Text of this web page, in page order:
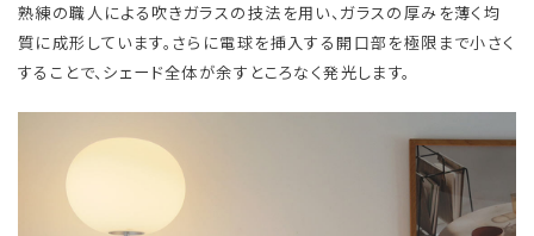
熟練の職人による吹きガラスの技法を用い、ガラスの厚みを薄く均
質に成形しています。さらに電球を挿入する開口部を極限まで小さく
することで、シェード全体が余すところなく発光します。